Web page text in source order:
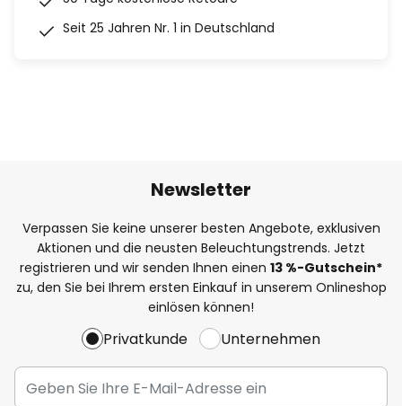
Seit 25 Jahren Nr. 1 in Deutschland
Newsletter
Verpassen Sie keine unserer besten Angebote, exklusiven
Aktionen und die neusten Beleuchtungstrends. Jetzt
registrieren und wir senden Ihnen einen 13 %-Gutschein*
zu, den Sie bei Ihrem ersten Einkauf in unserem Onlineshop
einlösen können!
Privatkunde Unternehmen